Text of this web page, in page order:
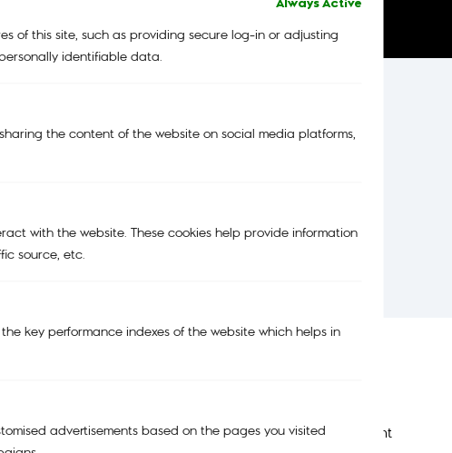
Always Active
of this site, such as providing secure log-in or adjusting
identifiable data.
the content of the website on social media platforms,
with the website. These cookies help provide information
source, etc.
key performance indexes of the website which helps in
advertisements based on the pages you visited
เปลี่ยนและคืนสินค้าได้ง่าย
NEW My account